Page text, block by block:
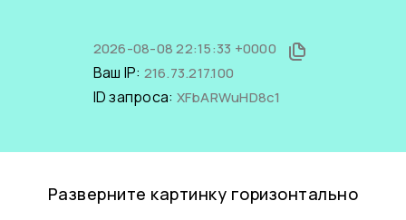
2026-08-08 22:15:33 +0000
Ваш IP: 216.73.217.100
ID запроса: XFbARWuHD8c1
Разверните картинку горизонтально